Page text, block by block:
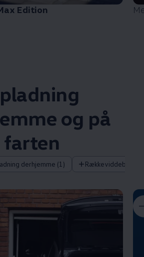
Edition
og på
farten
derhjemme (1)